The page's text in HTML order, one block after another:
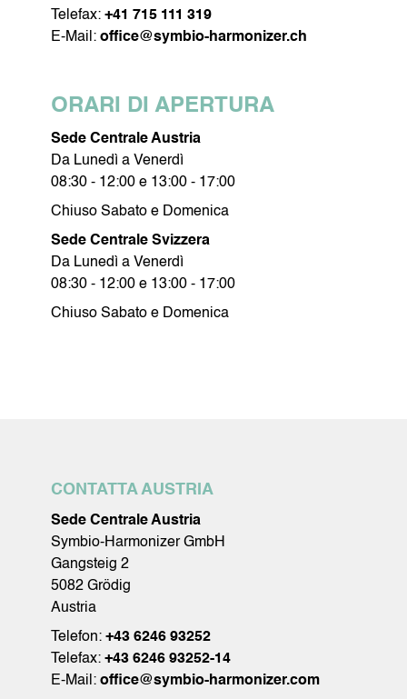
Telefax: +41 715 111 319
E-Mail: office@symbio-harmonizer.ch
ORARI DI APERTURA
Sede Centrale Austria
Da Lunedì a Venerdì
08:30 - 12:00 e 13:00 - 17:00
Chiuso Sabato e Domenica
Sede Centrale Svizzera
Da Lunedì a Venerdì
08:30 - 12:00 e 13:00 - 17:00
Chiuso Sabato e Domenica
CONTATTA AUSTRIA
Sede Centrale Austria
Symbio-Harmonizer GmbH
Gangsteig 2
5082 Grödig
Austria
Telefon: +43 6246 93252
Telefax: +43 6246 93252-14
E-Mail: office@symbio-harmonizer.com